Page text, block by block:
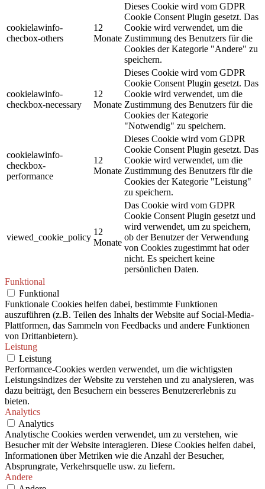
cookielawinfo-
checbox-others
12
Monate
Dieses Cookie wird vom GDPR
Cookie Consent Plugin gesetzt. Das
Cookie wird verwendet, um die
Zustimmung des Benutzers für die
Cookies der Kategorie "Andere" zu
speichern.
cookielawinfo-
checkbox-necessary
12
Monate
Dieses Cookie wird vom GDPR
Cookie Consent Plugin gesetzt. Das
Cookie wird verwendet, um die
Zustimmung des Benutzers für die
Cookies der Kategorie
"Notwendig" zu speichern.
cookielawinfo-
checkbox-
performance
12
Monate
Dieses Cookie wird vom GDPR
Cookie Consent Plugin gesetzt. Das
Cookie wird verwendet, um die
Zustimmung des Benutzers für die
Cookies der Kategorie "Leistung"
zu speichern.
viewed_cookie_policy
12
Monate
Das Cookie wird vom GDPR
Cookie Consent Plugin gesetzt und
wird verwendet, um zu speichern,
ob der Benutzer der Verwendung
von Cookies zugestimmt hat oder
nicht. Es speichert keine
persönlichen Daten.
Funktional
Funktional
Funktionale Cookies helfen dabei, bestimmte Funktionen
auszuführen (z.B. Teilen des Inhalts der Website auf Social-Media-
Plattformen, das Sammeln von Feedbacks und andere Funktionen
von Drittanbietern).
Leistung
Leistung
Performance-Cookies werden verwendet, um die wichtigsten
Leistungsindizes der Website zu verstehen und zu analysieren, was
dazu beiträgt, den Besuchern ein besseres Benutzererlebnis zu
bieten.
Analytics
Analytics
Analytische Cookies werden verwendet, um zu verstehen, wie
Besucher mit der Website interagieren. Diese Cookies helfen dabei,
Informationen über Metriken wie die Anzahl der Besucher,
Absprungrate, Verkehrsquelle usw. zu liefern.
Andere